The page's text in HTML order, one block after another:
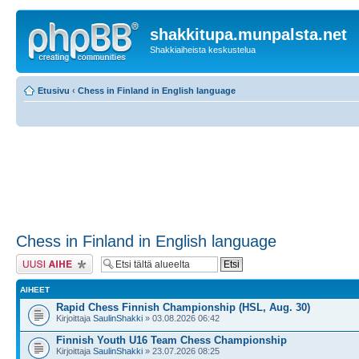
shakkitupa.munpalsta.net
Shakkiaiheista keskustelua
Etusivu ‹ Chess in Finland in English language
Chess in Finland in English language
Lähetä uusi viesti
AIHEET
Rapid Chess Finnish Championship (HSL, Aug. 30)
Kirjoittaja SaulinShakki » 03.08.2026 06:42
Finnish Youth U16 Team Chess Championship
Kirjoittaja SaulinShakki » 23.07.2026 08:25